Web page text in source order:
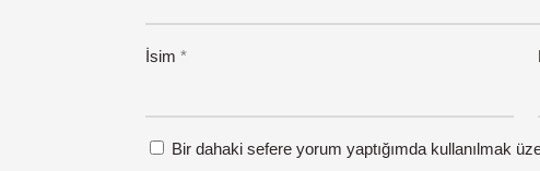
İsim *
Bir dahaki sefere yorum yaptığımda kullanılmak